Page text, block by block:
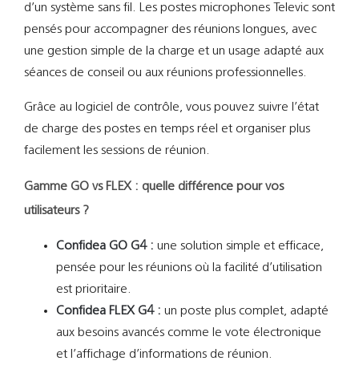
d’un système sans fil. Les postes microphones Televic sont
pensés pour accompagner des réunions longues, avec
une gestion simple de la charge et un usage adapté aux
séances de conseil ou aux réunions professionnelles.
Grâce au logiciel de contrôle, vous pouvez suivre l’état
de charge des postes en temps réel et organiser plus
facilement les sessions de réunion.
Gamme GO vs FLEX : quelle différence pour vos
utilisateurs ?
Confidea GO G4 : une solution simple et efficace,
pensée pour les réunions où la facilité d’utilisation
est prioritaire.
Confidea FLEX G4 : un poste plus complet, adapté
aux besoins avancés comme le vote électronique
et l’affichage d’informations de réunion.